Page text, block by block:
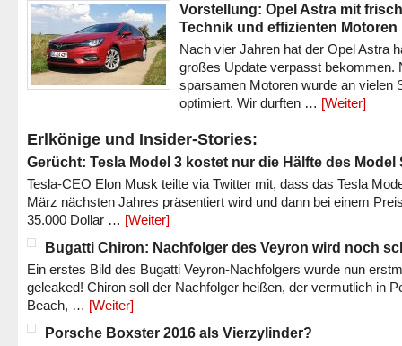
Vorstellung: Opel Astra mit
Technik und effizienten Motoren
Nach vier Jahren hat der Opel Astra
großes Update verpasst bekommen.
sparsamen Motoren wurde an vielen
optimiert. Wir durften … [Weiter]
Erlkönige und Insider-Stories:
Gerücht: Tesla Model 3 kostet nur die Hälfte des Model
Tesla-CEO Elon Musk teilte via Twitter mit, dass das Tesla
März nächsten Jahres präsentiert wird und dann bei einem
35.000 Dollar … [Weiter]
Bugatti Chiron: Nachfolger des Veyron wird noch
Ein erstes Bild des Bugatti Veyron-Nachfolgers wurde nun
geleaked! Chiron soll der Nachfolger heißen, der vermutlich in
Beach, … [Weiter]
Porsche Boxster 2016 als Vierzylinder?